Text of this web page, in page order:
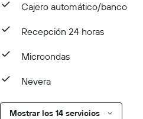
Cajero automático/banco
Recepción 24 horas
Microondas
Nevera
Mostrar los 14 servicios